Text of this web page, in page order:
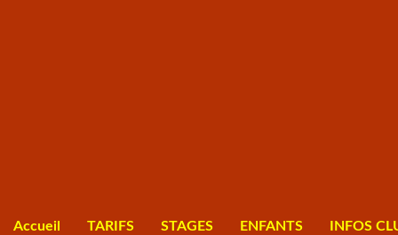
Accueil TARIFS STAGES ENFANTS INFOS